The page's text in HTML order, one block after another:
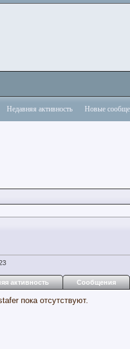
активность Сообщения
пока отсутствуют.
Недавняя активность Новые